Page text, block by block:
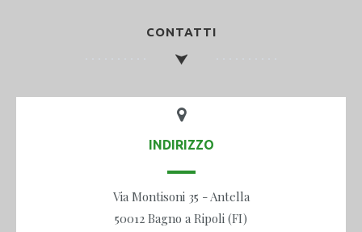
CONTATTI
INDIRIZZO
Via Montisoni 35 - Antella
50012 Bagno a Ripoli (FI)